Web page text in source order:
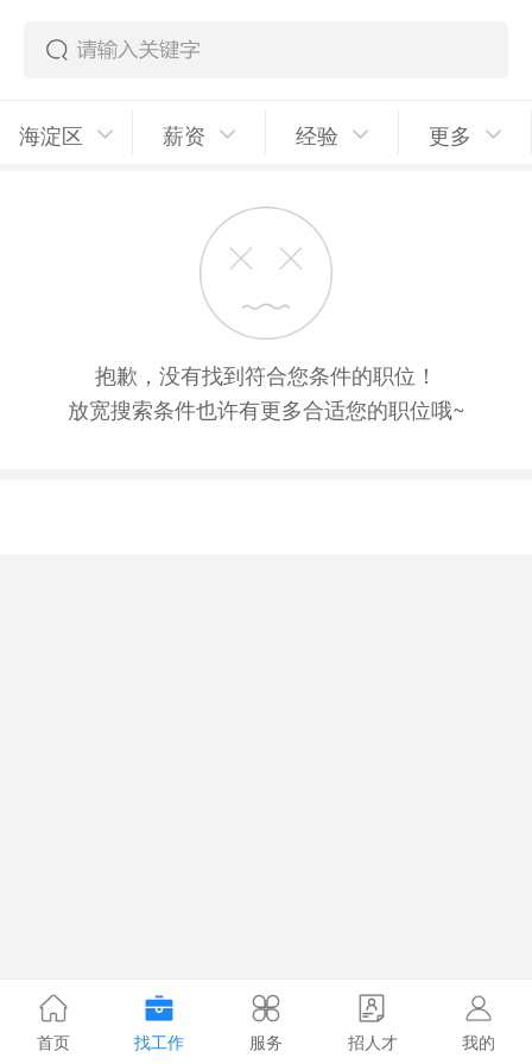
海淀区 薪资 经验 更多
抱歉，没有找到符合您条件的职位！
放宽搜索条件也许有更多合适您的职位哦~
首页 找工作 服务 招人才 我的